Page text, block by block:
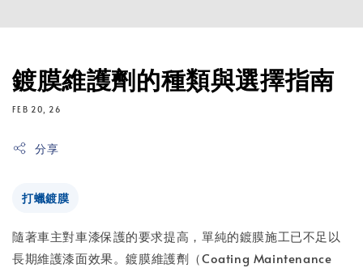
鍍膜維護劑的種類與選擇指南
FEB 20, 26
分享
打蠟鍍膜
隨著車主對車漆保護的要求提高，單純的鍍膜施工已不足以
長期維護漆面效果。鍍膜維護劑（Coating Maintenance